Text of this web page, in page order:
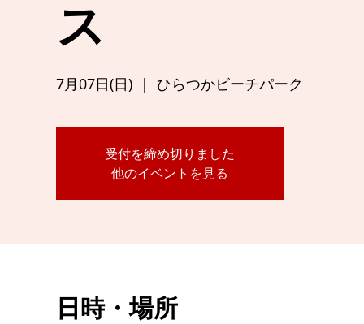
ス
7月07日(日)
  |
ひらつかビーチパーク
受付を締め切りました
他のイベントを見る
日時・場所